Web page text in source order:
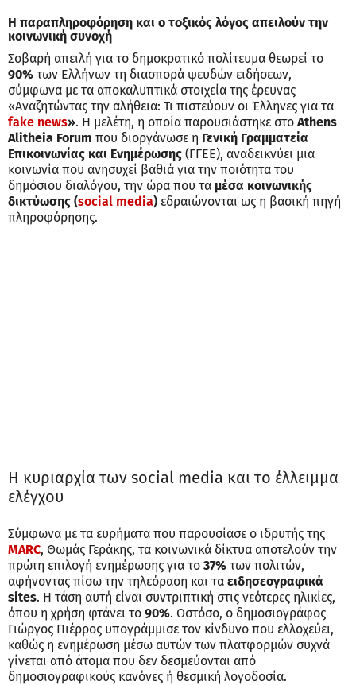
Η παραπληροφόρηση και ο τοξικός λόγος απειλούν την
κοινωνική συνοχή
Σοβαρή απειλή για το δημοκρατικό πολίτευμα θεωρεί το
90% των Ελλήνων τη διασπορά ψευδών ειδήσεων,
σύμφωνα με τα αποκαλυπτικά στοιχεία της έρευνας
«Αναζητώντας την αλήθεια: Τι πιστεύουν οι Έλληνες για τα
fake news». Η μελέτη, η οποία παρουσιάστηκε στο Athens
Alitheia Forum που διοργάνωσε η Γενική Γραμματεία
Επικοινωνίας και Ενημέρωσης (ΓΓΕΕ), αναδεικνύει μια
κοινωνία που ανησυχεί βαθιά για την ποιότητα του
δημόσιου διαλόγου, την ώρα που τα μέσα κοινωνικής
δικτύωσης (social media) εδραιώνονται ως η βασική πηγή
πληροφόρησης.
Η κυριαρχία των social media και το έλλειμμα
ελέγχου
Σύμφωνα με τα ευρήματα που παρουσίασε ο ιδρυτής της
MARC, Θωμάς Γεράκης, τα κοινωνικά δίκτυα αποτελούν την
πρώτη επιλογή ενημέρωσης για το 37% των πολιτών,
αφήνοντας πίσω την τηλεόραση και τα ειδησεογραφικά
sites. Η τάση αυτή είναι συντριπτική στις νεότερες ηλικίες,
όπου η χρήση φτάνει το 90%. Ωστόσο, ο δημοσιογράφος
Γιώργος Πιέρρος υπογράμμισε τον κίνδυνο που ελλοχεύει,
καθώς η ενημέρωση μέσω αυτών των πλατφορμών συχνά
γίνεται από άτομα που δεν δεσμεύονται από
δημοσιογραφικούς κανόνες ή θεσμική λογοδοσία.